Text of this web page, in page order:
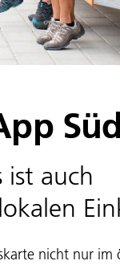
ist auch
nicht nur